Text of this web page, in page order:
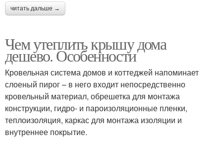
читать дальше →
Чем утеплить крышу дома
дешево. Особенности
Кровельная система домов и коттеджей напоминает
слоеный пирог – в него входит непосредственно
кровельный материал, обрешетка для монтажа
конструкции, гидро- и пароизоляционные пленки,
теплоизоляция, каркас для монтажа изоляции и
внутреннее покрытие.